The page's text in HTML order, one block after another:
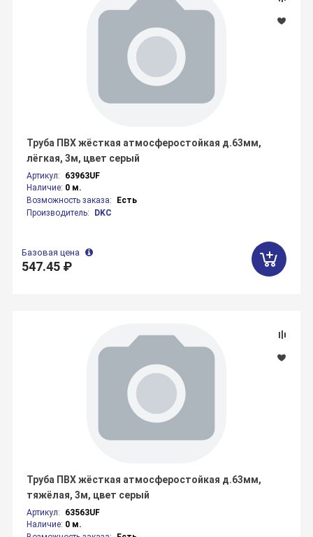
Артикул:
63963UF
Наличие: 0 м.
Возможность заказа:
Есть
Производитель:
DKC
Труба ПВХ жёсткая атмосферостойкая д.63мм,
лёгкая, 3м, цвет серый
Базовая цена
547.45 ₽
Артикул:
63563UF
Наличие: 0 м.
Труба ПВХ жёсткая атмосферостойкая д.63мм,
тяжёлая, 3м, цвет серый